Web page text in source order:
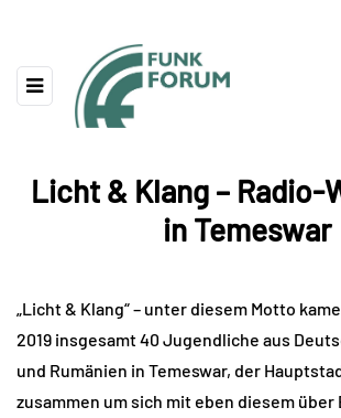
Licht & Klang – Radio-
in Temeswar
„Licht & Klang“ – unter diesem Motto
2019 insgesamt 40 Jugendliche aus
und Rumänien in Temeswar, der
zusammen um sich mit eben diesem